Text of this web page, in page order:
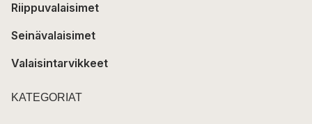
Riippuvalaisimet
Seinävalaisimet
Valaisintarvikkeet
KATEGORIAT